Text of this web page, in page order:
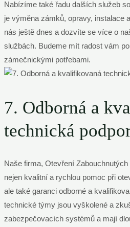
Nabízíme také řadu dalších služeb
je výměna zámků, opravy, instalace
nás ještě dnes a dozvíte se více o
službách. Budeme mít radost vám
zámečnickými potřebami.
7. Odborná a
technická
Naše firma, Otevření
nejen kvalitní a rychlou pomoc při
ale také garanci odborné a
technické týmy jsou vyškolené a
zabezpečovacích systémů a mají